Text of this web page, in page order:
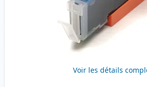
Voir les détails